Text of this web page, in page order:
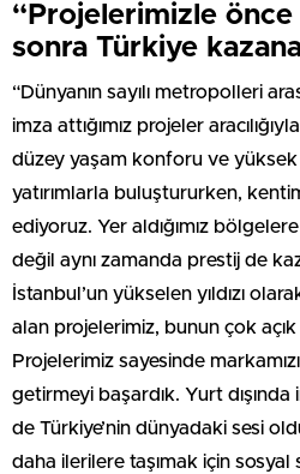
“Projelerimizle
sonra Türkiye
“Dünyanın sayılı metropolleri
imza attığımız projeler aracılığıyla
düzey yaşam konforu ve
yatırımlarla buluştururken,
ediyoruz. Yer aldığımız
değil aynı zamanda prestij de
İstanbul’un yükselen yıldızı
alan projelerimiz, bunun çok
Projelerimiz sayesinde
getirmeyi başardık. Yurt dışında
de Türkiye’nin dünyadaki sesi
daha ilerilere taşımak için